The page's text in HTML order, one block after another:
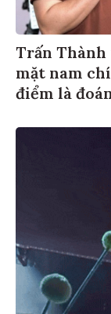
Trấn Thành
mặt nam
điểm là